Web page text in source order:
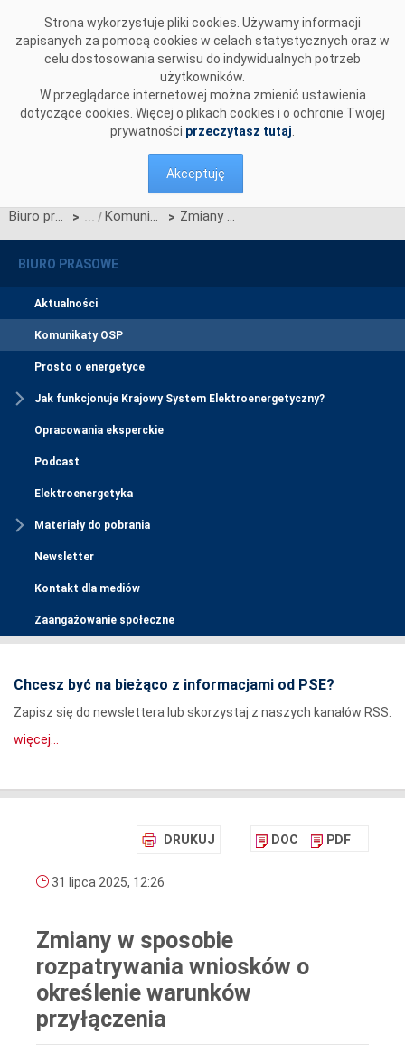
Strona wykorzystuje pliki cookies. Używamy informacji
zapisanych za pomocą cookies w celach statystycznych oraz w
celu dostosowania serwisu do indywidualnych potrzeb
użytkowników.
W przeglądarce internetowej można zmienić ustawienia
dotyczące cookies. Więcej o plikach cookies i o ochronie Twojej
prywatności przeczytasz tutaj
Akceptuję
Biuro prasowe > Komunikaty OSP > Zmiany w sposobie rozpatrywania wniosków o określenie warunków przyłączenia
BIURO PRASOWE
Aktualności
Komunikaty OSP
Prosto o energetyce
Jak funkcjonuje Krajowy System Elektroenergetyczny?
Opracowania eksperckie
Podcast
Elektroenergetyka
Materiały do pobrania
Newsletter
Kontakt dla mediów
Zaangażowanie społeczne
Chcesz być na bieżąco z informacjami od PSE?
Zapisz się do newslettera lub skorzystaj z naszych kanałów RSS.
więcej...
DRUKUJ DOC PDF
31 lipca 2025, 12:26
Zmiany w sposobie
rozpatrywania wniosków o
określenie warunków
przyłączenia